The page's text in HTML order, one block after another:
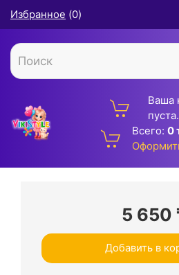
Избранное (0)
Ваша
пуста.
Всего: 0
5 650
Добавить в